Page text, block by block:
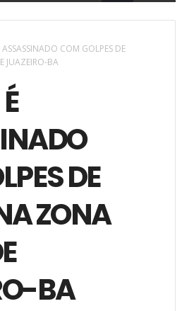
COM GOLPES DE
JUAZEIRO-BA
DE
ZONA
BA